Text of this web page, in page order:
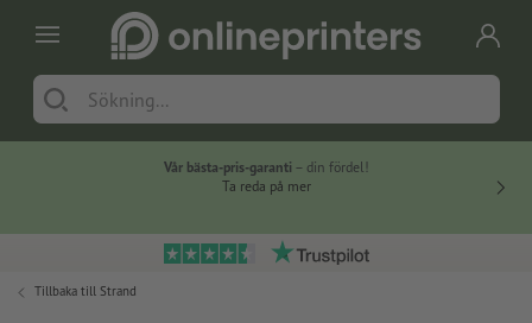
Vår bästa-pris-garanti – din fördel!
Ta reda på mer
Tillbaka till Strand